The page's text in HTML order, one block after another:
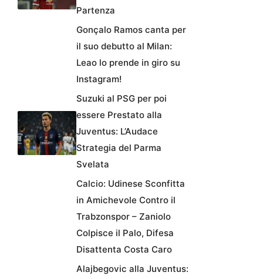
Partenza
Gonçalo Ramos canta per
il suo debutto al Milan:
Leao lo prende in giro su
Instagram!
Suzuki al PSG per poi
essere Prestato alla
Juventus: L’Audace
Strategia del Parma
Svelata
Calcio: Udinese Sconfitta
in Amichevole Contro il
Trabzonspor – Zaniolo
Colpisce il Palo, Difesa
Disattenta Costa Caro
Alajbegovic alla Juventus: